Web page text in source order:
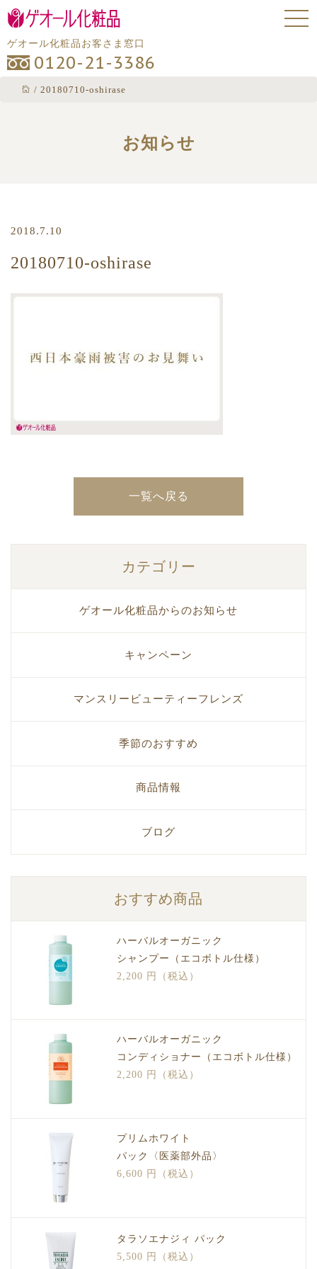
ゲオール化粧品お客さま窓口
0120-21-3386
/ 20180710-oshirase
お知らせ
2018.7.10
20180710-oshirase
一覧へ戻る
カテゴリー
ゲオール化粧品からのお知らせ
キャンペーン
マンスリービューティーフレンズ
季節のおすすめ
商品情報
ブログ
おすすめ商品
ハーバルオーガニック
シャンプー（エコボトル仕様）
2,200 円（税込）
ハーバルオーガニック
コンディショナー（エコボトル仕様）
2,200 円（税込）
プリムホワイト
パック〈医薬部外品〉
6,600 円（税込）
タラソエナジィ パック
5,500 円（税込）